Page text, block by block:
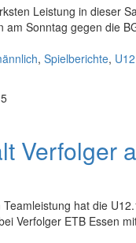
Leistung in dieser
am Sonntag gegen die
, Spielberichte,
Verfolger
hat die
Verfolger ETB Essen